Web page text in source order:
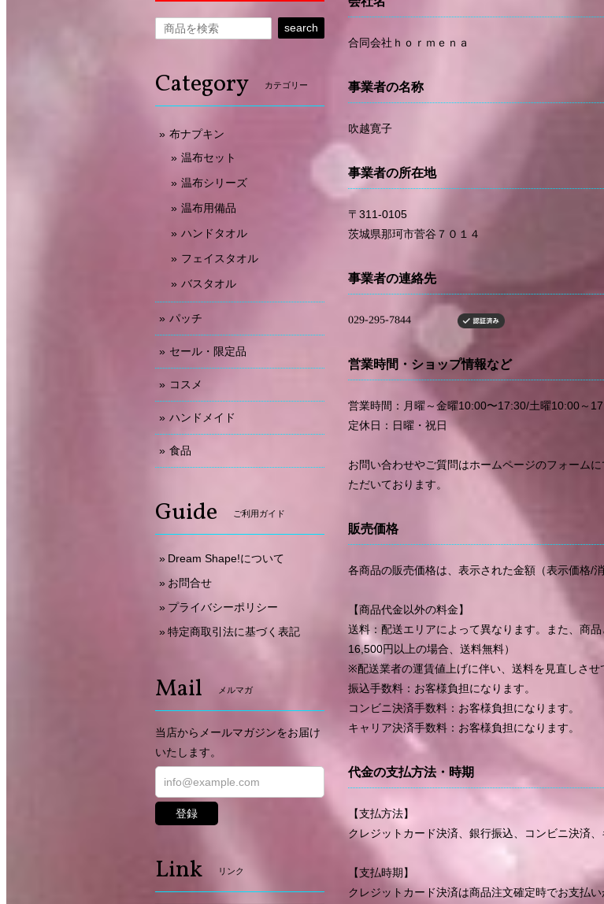
合同会社ｈｏｒｍｅｎａ
事業者の名称
吹越寛子
事業者の所在地
〒311-0105
茨城県那珂市菅谷７０１４
事業者の連絡先
営業時間・ショップ情報など
営業時間：月曜～金曜10:00〜17:30/土曜10:00～
定休日：日曜・祝日
お問い合わせやご質問はホームページのフォーム
ただいております。
販売価格
各商品の販売価格は、表示された金額（表示価格/
【商品代金以外の料金】
送料：配送エリアによって異なります。また、商
16,500円以上の場合、送料無料）
※配送業者の運賃値上げに伴い、送料を見直しさせ
振込手数料：お客様負担になります。
コンビニ決済手数料：お客様負担になります。
キャリア決済手数料：お客様負担になります。
代金の支払方法・時期
【支払方法】
クレジットカード決済、銀行振込、コンビニ決済、
【支払時期】
クレジットカード決済は商品注文確定時でお支払い
search
Category カテゴリー
布ナプキン
温布セット
温布シリーズ
温布用備品
ハンドタオル
フェイスタオル
バスタオル
パッチ
セール・限定品
コスメ
ハンドメイド
食品
Guide ご利用ガイド
Dream Shape!について
お問合せ
プライバシーポリシー
特定商取引法に基づく表記
Mail メルマガ
当店からメールマガジンをお届け
いたします。
登録
Link リンク